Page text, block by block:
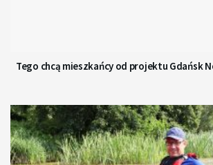
Tego chcą mieszkańcy od projektu Gdańsk